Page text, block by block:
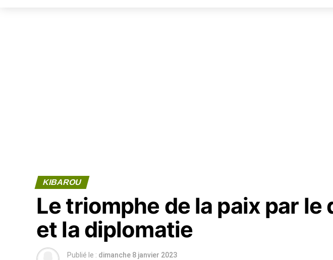
KIBAROU
Le triomphe de la paix par le
et la diplomatie
Publié le : dimanche 8 janvier 2023